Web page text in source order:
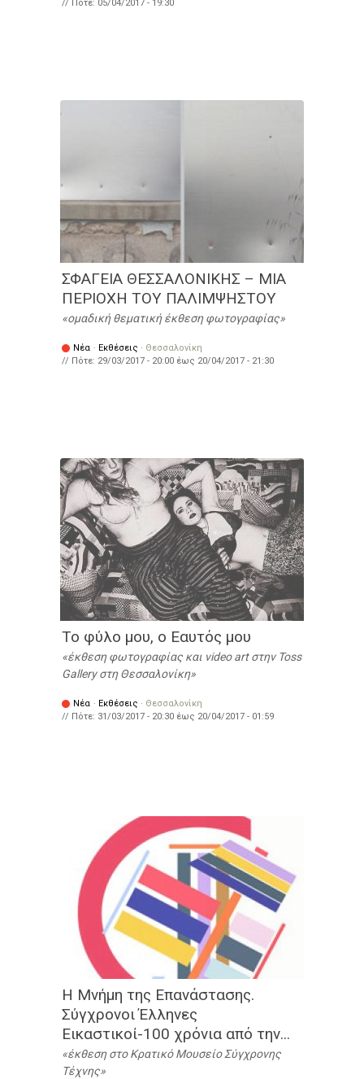
// Πότε: 05/04/2017 - 19:30
ΣΦΑΓΕΙΑ ΘΕΣΣΑΛΟΝΙΚΗΣ – ΜΙΑ
ΠΕΡΙΟΧΗ ΤΟΥ ΠΑΛΙΜΨHΣΤΟΥ
ομαδική θεματική έκθεση φωτογραφίας
Νέα · Εκθέσεις · Θεσσαλονίκη
// Πότε: 29/03/2017 - 20:00 έως 20/04/2017 - 21:30
Το φύλο μου, ο Εαυτός μου
έκθεση φωτογραφίας και video art στην Toss
Gallery στη Θεσσαλονίκη
Νέα · Εκθέσεις · Θεσσαλονίκη
// Πότε: 31/03/2017 - 20:30 έως 20/04/2017 - 01:59
Η Μνήμη της Επανάστασης.
Σύγχρονοι Έλληνες
Εικαστικοί-100 χρόνια από την...
έκθεση στο Κρατικό Μουσείο Σύγχρονης
Τέχνης